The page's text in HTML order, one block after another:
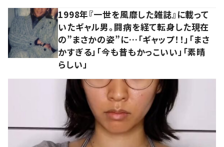
1998年『一世を風靡した雑誌』に載って
いたギャル男。闘病を経て転身した現在
の”まさかの姿”に…「ギャップ！！」「まさ
かすぎる」「今も昔もかっこいい」「素晴
らしい」